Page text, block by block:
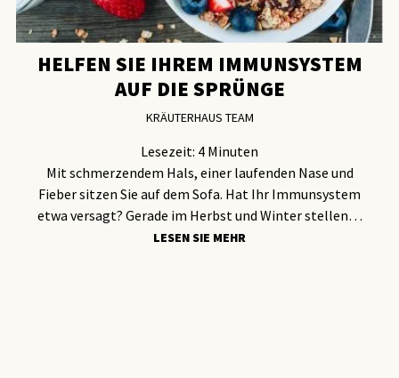
HELFEN SIE IHREM IMMUNSYSTEM
AUF DIE SPRÜNGE
KRÄUTERHAUS TEAM
Lesezeit: 4 Minuten
Mit schmerzendem Hals, einer laufenden Nase und
Fieber sitzen Sie auf dem Sofa. Hat Ihr Immunsystem
etwa versagt? Gerade im Herbst und Winter stellen…
LESEN SIE MEHR